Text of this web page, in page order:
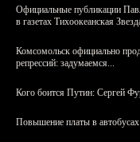
Официальные публикации
в газетах Тихоокеанская
Комсомольск официально
репрессий: задумаемся...
Кого боится Путин: Сергей
Повышение платы в автобусах